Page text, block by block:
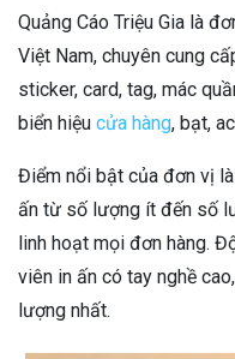
Quảng Cáo Triệu Gia là
Việt Nam, chuyên cung
sticker, card, tag, mác
biển hiệu cửa hàng, bạt,
Điểm nổi bật của đơn vị
ấn từ số lượng ít đến số
linh hoạt mọi đơn hàng.
viên in ấn có tay nghề
lượng nhất.